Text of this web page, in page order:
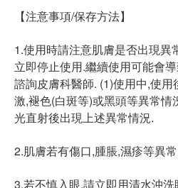
【注意事項/保存方法】
1.使用時請注意肌膚是否出現異
立即停止使用.繼續使用可能會
諮詢皮膚科醫師. (1)使用中,使
激,褪色(白斑等)或黑頭等異常情
光直射後出現上述異常情況.
2.肌膚若有傷口,腫脹,濕疹等異
3.若不慎入眼,請立即用清水沖洗